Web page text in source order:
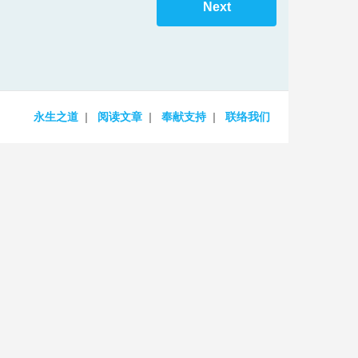
Next
永生之道 阅读文章 奉献支持 联络我们